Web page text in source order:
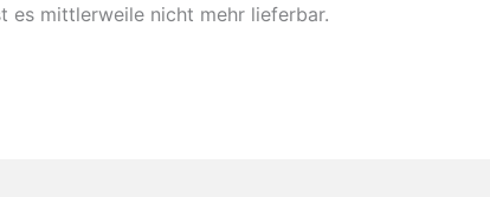
es mittlerweile nicht mehr lieferbar.